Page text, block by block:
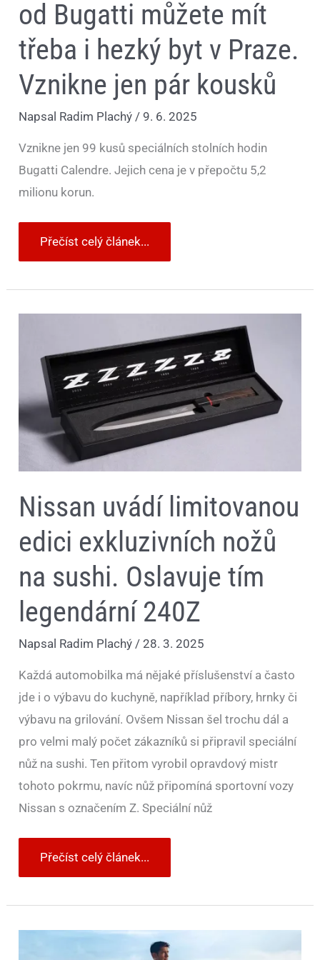
od Bugatti můžete mít
třeba i hezký byt v Praze.
Vznikne jen pár kousků
Napsal Radim Plachý/ 9. 6. 2025
Vznikne jen 99 kusů speciálních stolních hodin
Bugatti Calendre. Jejich cena je v přepočtu 5,2
milionu korun.
Přečíst celý článek...
Nissan uvádí limitovanou
edici exkluzivních nožů
na sushi. Oslavuje tím
legendární 240Z
Napsal Radim Plachý/28. 3. 2025
Každá automobilka má nějaké příslušenství a často
jde i o výbavu do kuchyně, například příbory, hrnky či
výbavu na grilování. Ovšem Nissan šel trochu dál a
pro velmi malý počet zákazníků si připravil speciální
nůž na sushi. Ten přitom vyrobil opravdový mistr
tohoto pokrmu, navíc nůž připomíná sportovní vozy
Nissan s označením Z. Speciální nůž
limitovanou
edici
exkluzivních
nožů
na
sushi.
Oslavuje
tím
legendární
240Z
Přečíst celý článek...
Lamborghini